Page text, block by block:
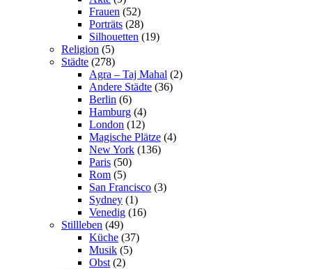
Frauen (52)
Porträts (28)
Silhouetten (19)
Religion (5)
Städte (278)
Agra – Taj Mahal (2)
Andere Städte (36)
Berlin (6)
Hamburg (4)
London (12)
Magische Plätze (4)
New York (136)
Paris (50)
Rom (5)
San Francisco (3)
Sydney (1)
Venedig (16)
Stillleben (49)
Küche (37)
Musik (5)
Obst (2)